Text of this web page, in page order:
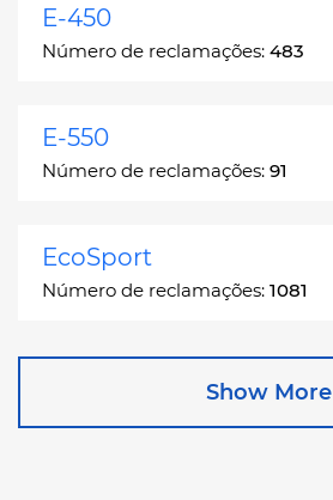
E-450
Número de reclamações: 483
E-550
Número de reclamações: 91
EcoSport
Número de reclamações: 1081
Show More